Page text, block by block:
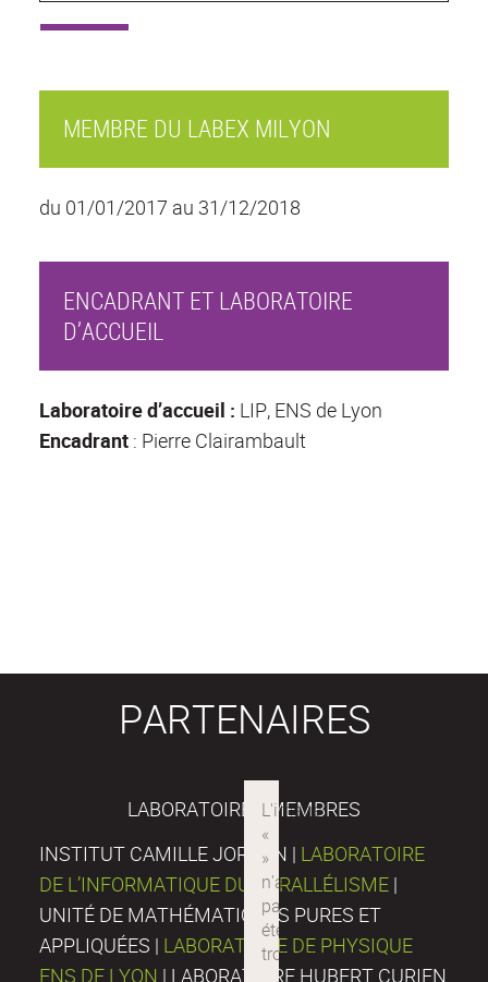
MEMBRE DU LABEX MILYON
du 01/01/2017 au 31/12/2018
ENCADRANT ET LABORATOIRE
D’ACCUEIL
Laboratoire d’accueil : LIP, ENS de Lyon
Encadrant : Pierre Clairambault
PARTENAIRES
LABORATOIRES MEMBRES
INSTITUT CAMILLE JORDAN | LABORATOIRE
DE L’INFORMATIQUE DU PARALLÉLISME |
UNITÉ DE MATHÉMATIQUES PURES ET
APPLIQUÉES | LABORATOIRE DE PHYSIQUE
ENS DE LYON | LABORATOIRE HUBERT CURIEN